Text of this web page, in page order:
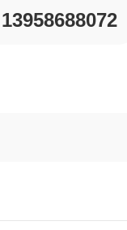
13958688072